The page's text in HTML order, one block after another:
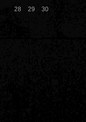
28
29 30